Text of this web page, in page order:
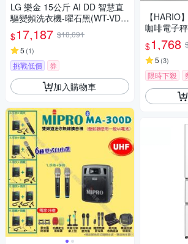
LG 樂金 15公斤 AI DD 智慧直
驅變頻洗衣機-曜石黑(WT-VDN
15M)
$17,187 $18,091
5 (1)
挑戰低價 券
加入購物車
【HARIO
咖啡電子
$1,768
5 (3)
限時下殺